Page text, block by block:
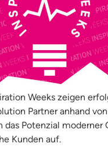
Weeks zeigen
Partner anhand von
das Potenzial moderner
Kunden auf.